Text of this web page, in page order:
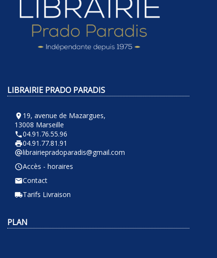
LIBRAIRIE PRADO PARADIS
room 19, avenue de Mazargues,
13008 Marseille
phone04.91.76.55.96
local_printshop04.91.77.81.91
alternate_emaillibrairiepradoparadis@gmail.com
query_builderAccès - horaires
emailContact
local_shippingTarifs Livraison
PLAN